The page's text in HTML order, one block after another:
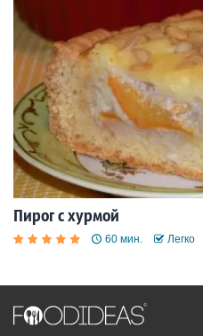
Пирог с хурмой
60 мин. Легко